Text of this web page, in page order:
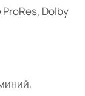
ProRes, Dolby